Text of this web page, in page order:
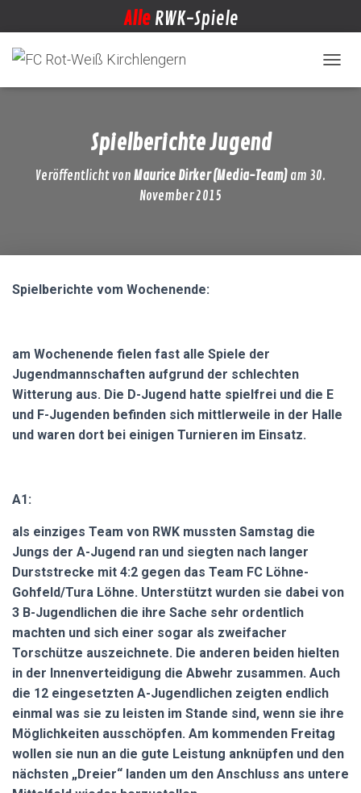
Alle RWK-Spiele
Spielberichte Jugend
Veröffentlicht von Maurice Dirker (Media-Team) am 30.
November 2015
Spielberichte vom Wochenende:
am Wochenende fielen fast alle Spiele der
Jugendmannschaften aufgrund der schlechten
Witterung aus. Die D-Jugend hatte spielfrei und die E
und F-Jugenden befinden sich mittlerweile in der Halle
und waren dort bei einigen Turnieren im Einsatz.
A1:
als einziges Team von RWK mussten Samstag die
Jungs der A-Jugend ran und siegten nach langer
Durststrecke mit 4:2 gegen das Team FC Löhne-
Gohfeld/Tura Löhne. Unterstützt wurden sie dabei von
3 B-Jugendlichen die ihre Sache sehr ordentlich
machten und sich einer sogar als zweifacher
Torschütze auszeichnete. Die anderen beiden hielten
in der Innenverteidigung die Abwehr zusammen. Auch
die 12 eingesetzten A-Jugendlichen zeigten endlich
einmal was sie zu leisten im Stande sind, wenn sie ihre
Möglichkeiten ausschöpfen. Am kommenden Freitag
wollen sie nun an die gute Leistung anknüpfen und den
nächsten „Dreier“ landen um den Anschluss ans untere